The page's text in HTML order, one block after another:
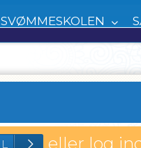
SVØMMESKOLEN
eller log